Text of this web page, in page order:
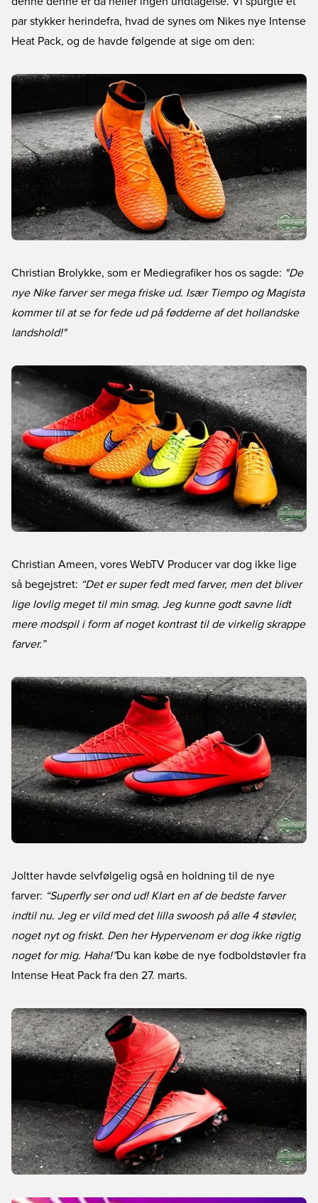
par stykker herindefra, hvad de synes om Nikes nye Intense
Heat Pack, og de havde følgende at sige om den:
Christian Brolykke, som er Mediegrafiker hos os sagde: "De
nye Nike farver ser mega friske ud. Især Tiempo og Magista
kommer til at se for fede ud på fødderne af det hollandske
landshold!"
Christian Ameen, vores WebTV Producer var dog ikke lige
så begejstret: “Det er super fedt med farver, men det bliver
lige lovlig meget til min smag. Jeg kunne godt savne lidt
mere modspil i form af noget kontrast til de virkelig skrappe
farver.”
Joltter havde selvfølgelig også en holdning til de nye
farver: “Superfly ser ond ud! Klart en af de bedste farver
indtil nu. Jeg er vild med det lilla swoosh på alle 4 støvler,
noget nyt og friskt. Den her Hypervenom er dog ikke rigtig
noget for mig. Haha!”Du kan købe de nye fodboldstøvler fra
Intense Heat Pack fra den 27. marts.